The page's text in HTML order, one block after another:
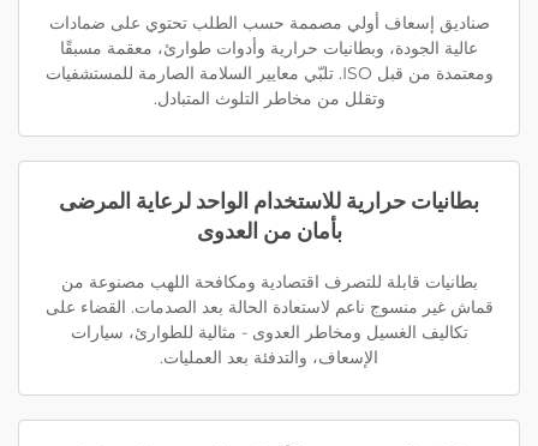
صناديق إسعاف أولي مصممة حسب الطلب تحتوي على ضمادات
عالية الجودة، وبطانيات حرارية وأدوات طوارئ، معقمة مسبقًا
ومعتمدة من قبل ISO. تلبّي معايير السلامة الصارمة للمستشفيات
وتقلل من مخاطر التلوث المتبادل.
بطانيات حرارية للاستخدام الواحد لرعاية المرضى
بأمان من العدوى
بطانيات قابلة للتصرف اقتصادية ومكافحة اللهب مصنوعة من
قماش غير منسوج ناعم لاستعادة الحالة بعد الصدمات. القضاء على
تكاليف الغسيل ومخاطر العدوى - مثالية للطوارئ، سيارات
الإسعاف، والتدفئة بعد العمليات.